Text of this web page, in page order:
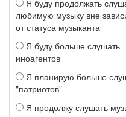
Я буду продолжать
любимую музыку вне
от статуса музыканта
Я буду больше слушать
иноагентов
Я планирую больше
"патриотов"
Я продолжу слушать